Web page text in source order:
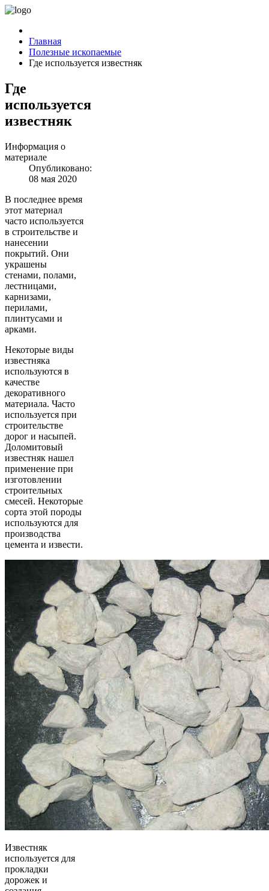
Главная
Полезные ископаемые
Где используется известняк
Где
используется
известняк
Информация о
материале
Опубликовано:
08 мая 2020
В последнее время
этот материал
часто используется
в строительстве и
нанесении
покрытий. Они
украшены
стенами, полами,
лестницами,
карнизами,
перилами,
плинтусами и
арками.
Некоторые виды
известняка
используются в
качестве
декоративного
материала. Часто
используется при
строительстве
дорог и насыпей.
Доломитовый
известняк нашел
применение при
изготовлении
строительных
смесей. Некоторые
сорта этой породы
используются для
производства
цемента и извести.
Известняк
используется для
прокладки
дорожек и